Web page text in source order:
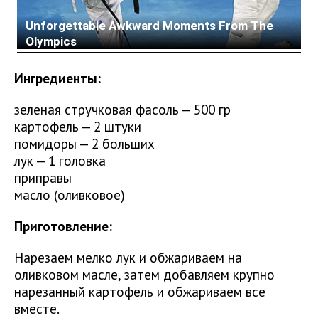
Ингредиенты:
зеленая стручковая фасоль — 500 гр
картофель — 2 штуки
помидоры — 2 больших
лук — 1 головка
приправы
масло (оливковое)
Приготовление:
Нарезаем мелко лук и обжариваем на
оливковом масле, затем добавляем крупно
нарезанный картофель и обжариваем все
вместе.